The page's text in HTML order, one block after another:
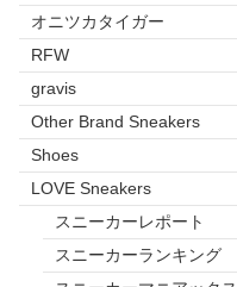
オニツカタイガー
RFW
gravis
Other Brand Sneakers
Shoes
LOVE Sneakers
スニーカーレポート
スニーカーランキング